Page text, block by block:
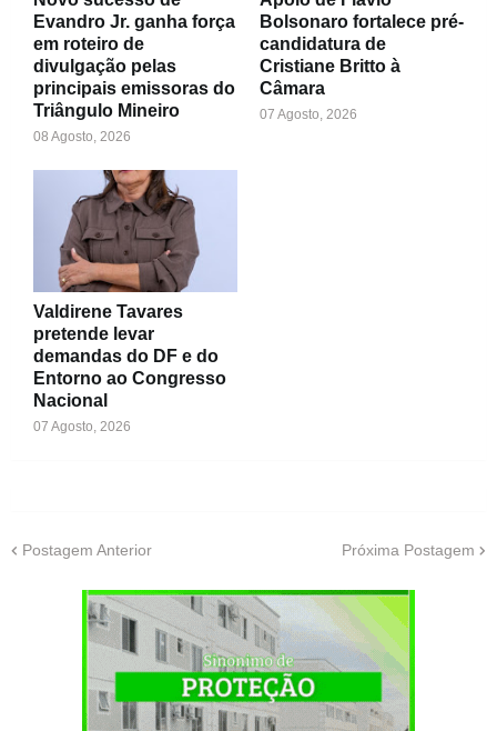
Evandro Jr. ganha força
em roteiro de
divulgação pelas
principais emissoras do
Triângulo Mineiro
08 Agosto, 2026
Bolsonaro fortalece pré-
candidatura de
Cristiane Britto à
Câmara
07 Agosto, 2026
Valdirene Tavares
pretende levar
demandas do DF e do
Entorno ao Congresso
Nacional
07 Agosto, 2026
Postagem Anterior Próxima Postagem